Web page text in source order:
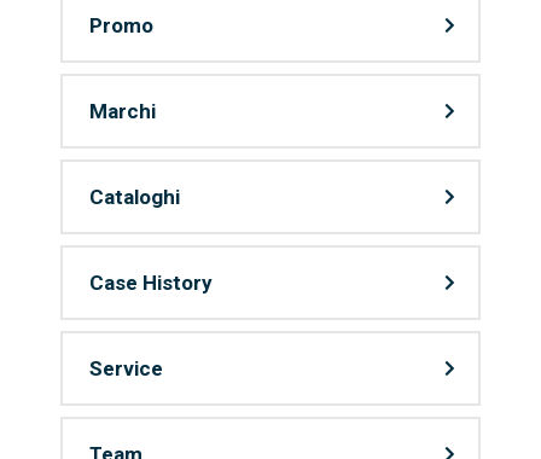
Promo
Marchi
Cataloghi
Case History
Service